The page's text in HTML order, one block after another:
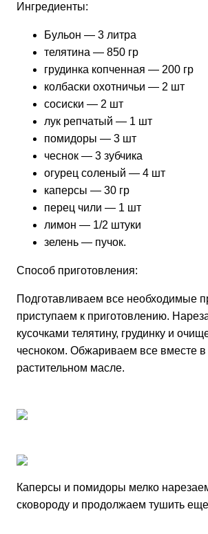
Ингредиенты:
Бульон — 3 литра
телятина — 850 гр
грудинка копченная — 200 гр
колбаски охотничьи — 2 шт
сосиски — 2 шт
лук репчатый — 1 шт
помидоры — 3 шт
чеснок — 3 зубчика
огурец соленый — 4 шт
каперсы — 30 гр
перец чили — 1 шт
лимон — 1/2 штуки
зелень — пучок.
Способ приготовления:
Подготавливаем все необходимые
приступаем к приготовлению.
кусочками телятину, грудинку и
чесноком. Обжариваем все вместе в
растительном масле.
Каперсы и помидоры мелко
сковороду и продолжаем тушить